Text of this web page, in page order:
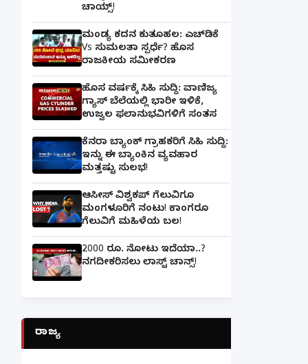
ಚಾಯ್ಸ್‌!
ಮಂಡ್ಯ ಕದನ ಕುತೂಹಲ: ಎಚ್‌ಡಿಕೆ
Vs ಸುಮಲತಾ ಸ್ಪರ್ಧೆ? ಹೊಸ
ರಾಜಕೀಯ ಸಮೀಕರಣ
ಹೊಸ ವರ್ಷಕ್ಕೆ ಸಿಹಿ ಸುದ್ದಿ: ವಾಣಿಜ್ಯ
ಗ್ಯಾಸ್‌ ಬೆಲೆಯಲ್ಲಿ ಭಾರೀ ಇಳಿಕೆ,
ಉಜ್ವಲ ಫಲಾನುಭವಿಗಳಿಗೆ ಸಂತಸ
ಕೆನರಾ ಬ್ಯಾಂಕ್‌ ಗ್ರಾಹಕರಿಗೆ ಸಿಹಿ ಸುದ್ದಿ:
ಇನ್ನು ಈ ಬ್ಯಾಂಕಿನ ವ್ಯವಹಾರ
ಮತ್ತಷ್ಟು ಸುಲಭ!
ಆಸೀಸ್ ವಿಶ್ವಕಪ್ ಗೆಲುವಿಗೂ
ಮಂಗಳೂರಿಗೆ ನಂಟು! ಕಾಂಗರೂ
ಗೆಲುವಿಗೆ ಮಹಿಳೆಯ ಬಲ!
2000 ರೂ. ನೋಟು ಇದೆಯಾ..?
ನಗದೀಕರಿಸಲು ಲಾಸ್ಟ್‌ ಚಾನ್ಸ್‌!
ರಾಜ್ಯ